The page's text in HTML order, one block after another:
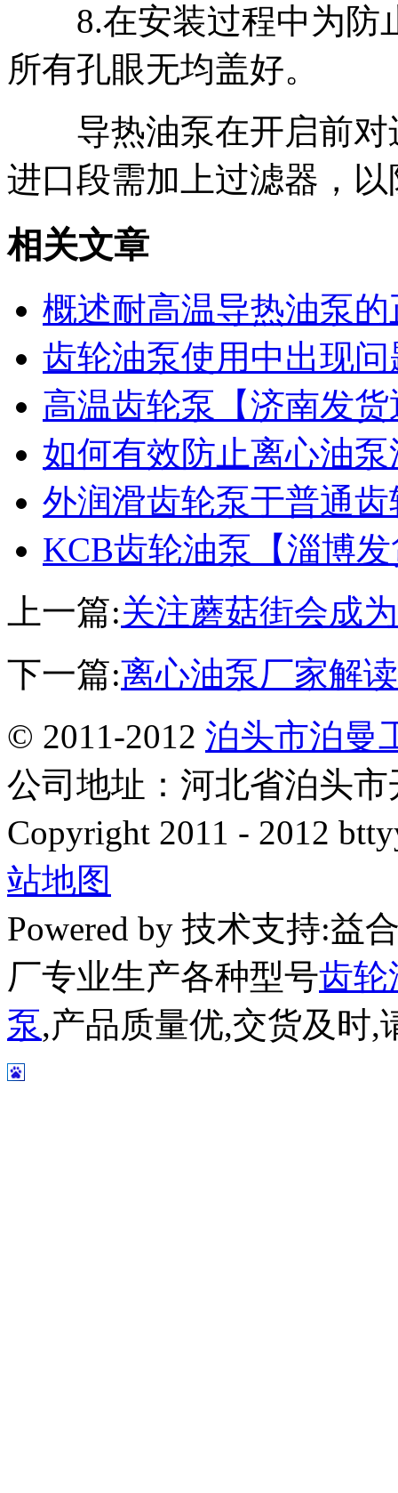
8.在安装过程中为防
所有孔眼无均盖好。
导热油泵在开启前对
进口段需加上过滤器，
相关文章
概述耐高温导热油泵
齿轮油泵使用中出现
高温齿轮泵【济南发
如何有效防止离心油
外润滑齿轮泵于普通
KCB齿轮油泵【淄博
上一篇:关注蘑菇街会成
下一篇:离心油泵厂家解
© 2011-2012 泊头市泊曼
公司地址：河北省泊头
Copyright 2011 - 2012
站地图
Powered by 技术支持:益
厂专业生产各种型号齿轮
泵,产品质量优,交货及时,